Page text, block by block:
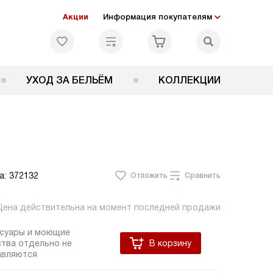
Акции Информация покупателям
УХОД ЗА БЕЛЬЁМ КОЛЛЕКЦИИ
372132 Отложить Сравнить
Цена действительна на момент последней продажи
и моющие
отдельно не
В корзину